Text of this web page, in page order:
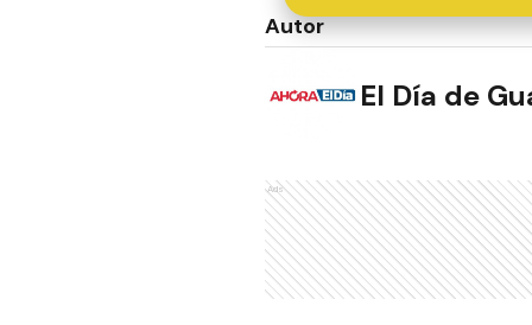
Autor
El Día de
Ads